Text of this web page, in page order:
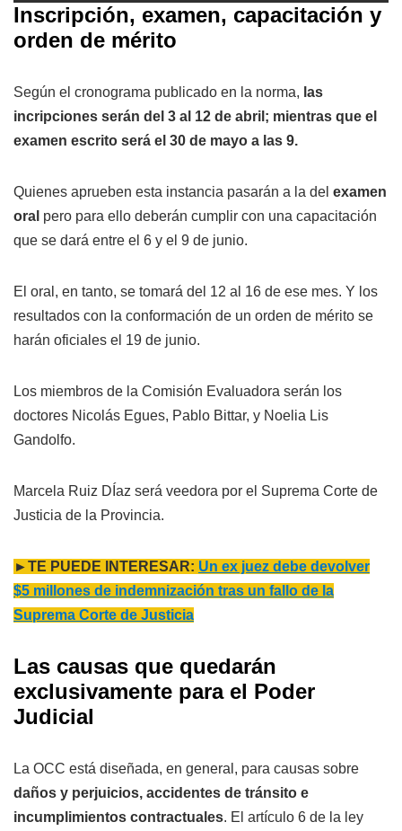
Inscripción, examen, capacitación y
orden de mérito
Según el cronograma publicado en la norma, las
incripciones serán del 3 al 12 de abril; mientras que el
examen escrito será el 30 de mayo a las 9.
Quienes aprueben esta instancia pasarán a la del examen
oral pero para ello deberán cumplir con una capacitación
que se dará entre el 6 y el 9 de junio.
El oral, en tanto, se tomará del 12 al 16 de ese mes. Y los
resultados con la conformación de un orden de mérito se
harán oficiales el 19 de junio.
Los miembros de la Comisión Evaluadora serán los
doctores Nicolás Egues, Pablo Bittar, y Noelia Lis
Gandolfo.
Marcela Ruiz DÍaz será veedora por el Suprema Corte de
Justicia de la Provincia.
►TE PUEDE INTERESAR: Un ex juez debe devolver
$5 millones de indemnización tras un fallo de la
Suprema Corte de Justicia
Las causas que quedarán
exclusivamente para el Poder
Judicial
La OCC está diseñada, en general, para causas sobre
daños y perjuicios, accidentes de tránsito e
incumplimientos contractuales. El artículo 6 de la ley